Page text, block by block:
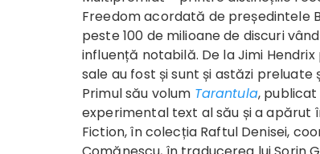
Freedom acordată de președintele
peste 100 de milioane de discuri
influență notabilă. De la Jimi
sale au fost și sunt și astăzi preluate
Primul său volum Tarantula, publicat
experimental text al său și a apărut
Fiction, în colecția Raftul Denisei,